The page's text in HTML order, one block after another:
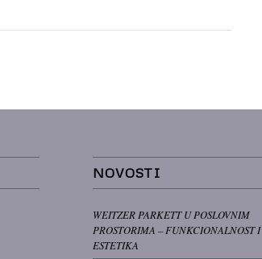
NOVOSTI
WEITZER PARKETT U POSLOVNIM
PROSTORIMA – FUNKCIONALNOST I
ESTETIKA